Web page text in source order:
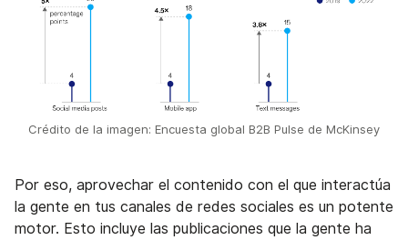
Crédito de la imagen: Encuesta global B2B Pulse de McKinsey
Por eso, aprovechar el contenido con el que interactúa
la gente en tus canales de redes sociales es un potente
motor. Esto incluye las publicaciones que la gente ha